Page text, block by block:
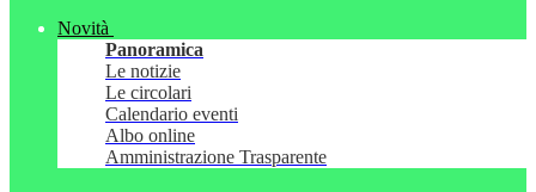
Novità
Panoramica
Le notizie
Le circolari
Calendario eventi
Albo online
Amministrazione Trasparente